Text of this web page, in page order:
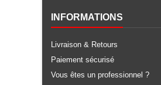
INFORMATIONS
Livraison & Retours
Paiement sécurisé
Vous êtes un professionnel ?